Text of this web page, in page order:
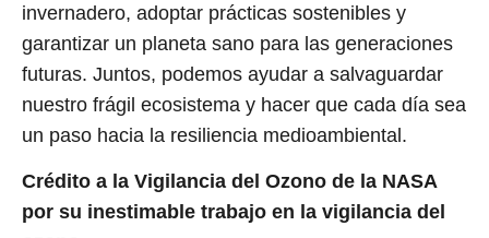
invernadero, adoptar prácticas sostenibles y
garantizar un planeta sano para las generaciones
futuras. Juntos, podemos ayudar a salvaguardar
nuestro frágil ecosistema y hacer que cada día sea
un paso hacia la resiliencia medioambiental.
Crédito a la Vigilancia del Ozono de la NASA
por su inestimable trabajo en la vigilancia del